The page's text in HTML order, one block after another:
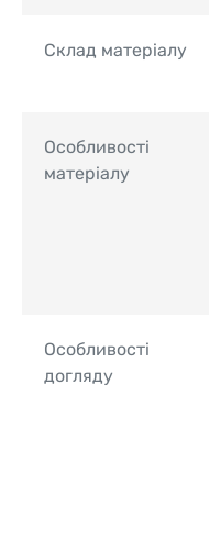
Склад матеріалу
Особливості
матеріалу
Особливості
догляду